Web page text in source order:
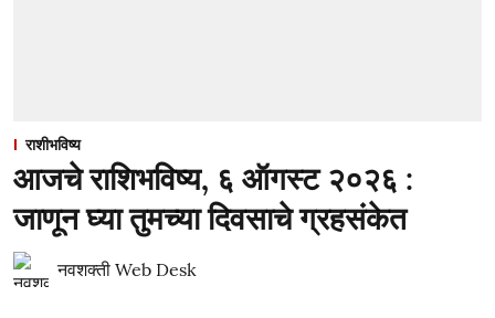
राशीभविष्य
आजचे राशिभविष्य, ६ ऑगस्ट २०२६ :
जाणून घ्या तुमच्या दिवसाचे ग्रहसंकेत
नवशक्ती Web Desk